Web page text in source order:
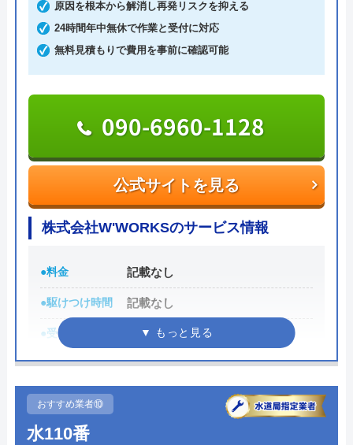
ード・コンビニ決済から選べるため緊急トラブル時
でも安心です。
出張費・見積もり料も無料で、24時間電話で相談を
いかがでしょうか。
公式サイトを見る
0120-776-044
街角水道工事相談所の基本情報
運営会社 トラベルブック株式会社
代表者 長田龍
創業・設立 2014年5月
所在地
東京都千代田区九段南2-4-11 パシフィ
原因を根本から解消し再発リスクを抑える
24時間年中無休で作業と受付に対応
無料見積もりで費用を事前に確認可能
公式サイトを見る
090-6960-1128
株式会社W'WORKSのサービス情報
●料金 記載なし
●駆けつけ時間 記載なし
●受付時間 24時間
●定休日 年中無休
●累計実績
おすすめ業者⑩
水110番